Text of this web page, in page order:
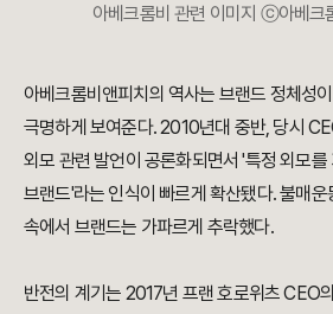
아베크롬비 관련 이미지 ⓒ아베크
아베크롬비앤피치의 역사는 브랜드 정체성
극명하게 보여준다. 2010년대 중반, 당시
외모 관련 발언이 공론화되면서 '특정 외모
브랜드'라는 인식이 빠르게 확산됐다. 불매운
속에서 브랜드는 가파르게 추락했다.
반전의 계기는 2017년 프랜 호로위츠 CEO